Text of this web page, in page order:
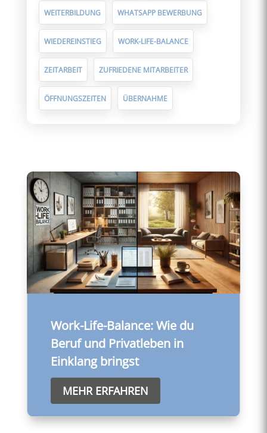
WEITERBILDUNG WHATSAPP BEWERBUNG
WIEDEREINSTIEG WORK-LIFE-BALANCE
ZEITARBEIT ZUFRIEDENE MITARBEITER
ÖFFNUNGSZEITEN ÜBERNAHME
Work-Life-Balance: Wie du
Beruf und Privatleben in
Einklang bringst
MEHR ERFAHREN